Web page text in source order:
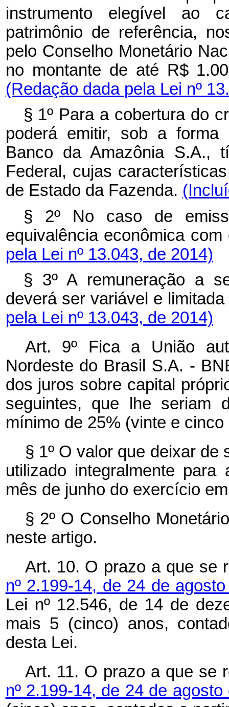
instrumento elegível ao
patrimônio de referência,
pelo Conselho Monetário
no montante de até R$
(Redação dada pela Lei nº
§ 1º Para a cobertura do
poderá emitir, sob a
Banco da Amazônia S.A.,
Federal, cujas
de Estado da Fazenda.
§ 2º No caso de
equivalência econômica
pela Lei nº 13.043, de 2014)
§ 3º A remuneração a
deverá ser variável e
pela Lei nº 13.043, de 2014)
Art. 9º Fica a União
Nordeste do Brasil S.A. -
dos juros sobre capital
seguintes, que lhe seriam
mínimo de 25% (vinte e
§ 1º O valor que deixar
utilizado integralmente
mês de junho do exercício
§ 2º O Conselho
neste artigo.
Art. 10. O prazo a que se
nº 2.199-14, de 24 de
Lei nº 12.546, de 14 de
mais 5 (cinco) anos,
desta Lei.
Art. 11. O prazo a que se
nº 2.199-14, de 24 de